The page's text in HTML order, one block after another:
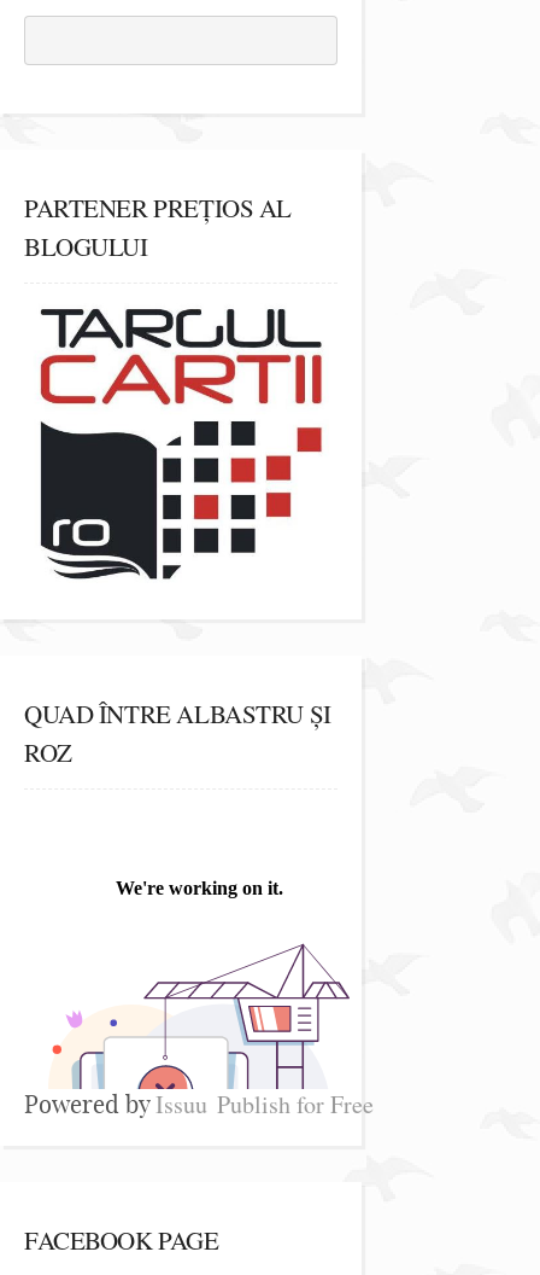
PARTENER PREȚIOS AL
BLOGULUI
QUAD ÎNTRE ALBASTRU ȘI
ROZ
Powered byIssuu Publish for Free
FACEBOOK PAGE